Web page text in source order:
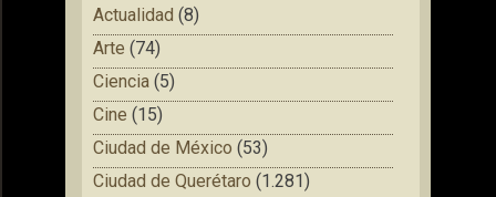
Actualidad (8)
Arte (74)
Ciencia (5)
Cine (15)
Ciudad de México (53)
Ciudad de Querétaro (1.281)